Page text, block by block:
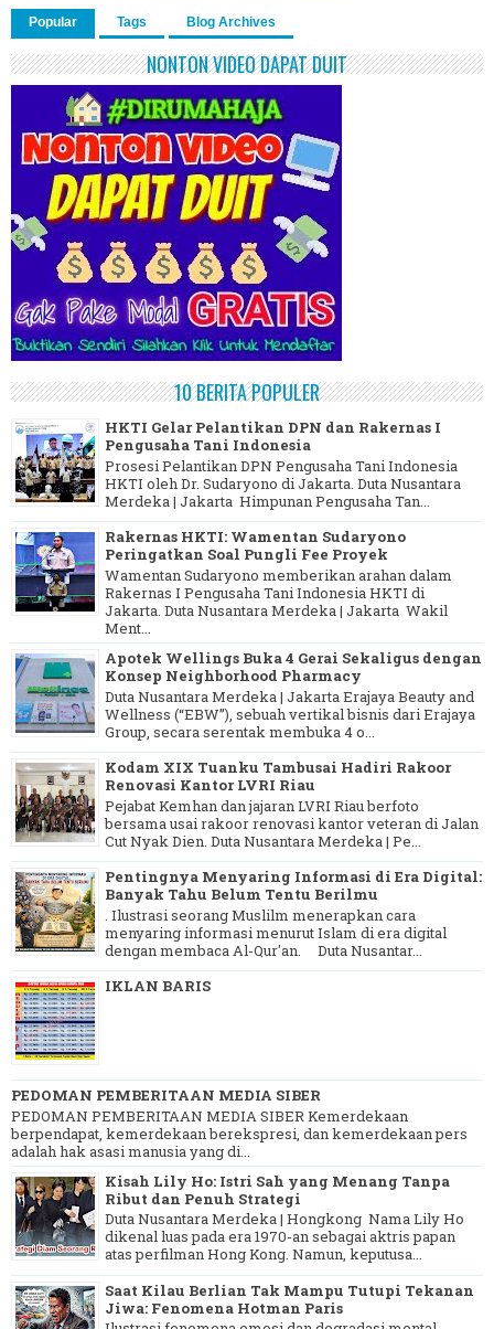
Popular Tags Blog Archives
NONTON VIDEO DAPAT DUIT
10 BERITA POPULER
HKTI Gelar Pelantikan DPN dan Rakernas I
Pengusaha Tani Indonesia
Prosesi Pelantikan DPN Pengusaha Tani Indonesia
HKTI oleh Dr. Sudaryono di Jakarta. Duta Nusantara
Merdeka | Jakarta Himpunan Pengusaha Tan...
Rakernas HKTI: Wamentan Sudaryono
Peringatkan Soal Pungli Fee Proyek
Wamentan Sudaryono memberikan arahan dalam
Rakernas I Pengusaha Tani Indonesia HKTI di
Jakarta. Duta Nusantara Merdeka | Jakarta Wakil
Ment...
Apotek Wellings Buka 4 Gerai Sekaligus dengan
Konsep Neighborhood Pharmacy
Duta Nusantara Merdeka | Jakarta Erajaya Beauty and
Wellness (“EBW”), sebuah vertikal bisnis dari Erajaya
Group, secara serentak membuka 4 o...
Kodam XIX Tuanku Tambusai Hadiri Rakoor
Renovasi Kantor LVRI Riau
Pejabat Kemhan dan jajaran LVRI Riau berfoto
bersama usai rakoor renovasi kantor veteran di Jalan
Cut Nyak Dien. Duta Nusantara Merdeka | Pe...
Pentingnya Menyaring Informasi di Era Digital:
Banyak Tahu Belum Tentu Berilmu
. Ilustrasi seorang Muslilm menerapkan cara
menyaring informasi menurut Islam di era digital
dengan membaca Al-Qur'an. Duta Nusantar...
IKLAN BARIS
PEDOMAN PEMBERITAAN MEDIA SIBER
PEDOMAN PEMBERITAAN MEDIA SIBER Kemerdekaan
berpendapat, kemerdekaan berekspresi, dan kemerdekaan pers
adalah hak asasi manusia yang di...
Kisah Lily Ho: Istri Sah yang Menang Tanpa
Ribut dan Penuh Strategi
Duta Nusantara Merdeka | Hongkong Nama Lily Ho
dikenal luas pada era 1970-an sebagai aktris papan
atas perfilman Hong Kong. Namun, keputusa...
Saat Kilau Berlian Tak Mampu Tutupi Tekanan
Jiwa: Fenomena Hotman Paris